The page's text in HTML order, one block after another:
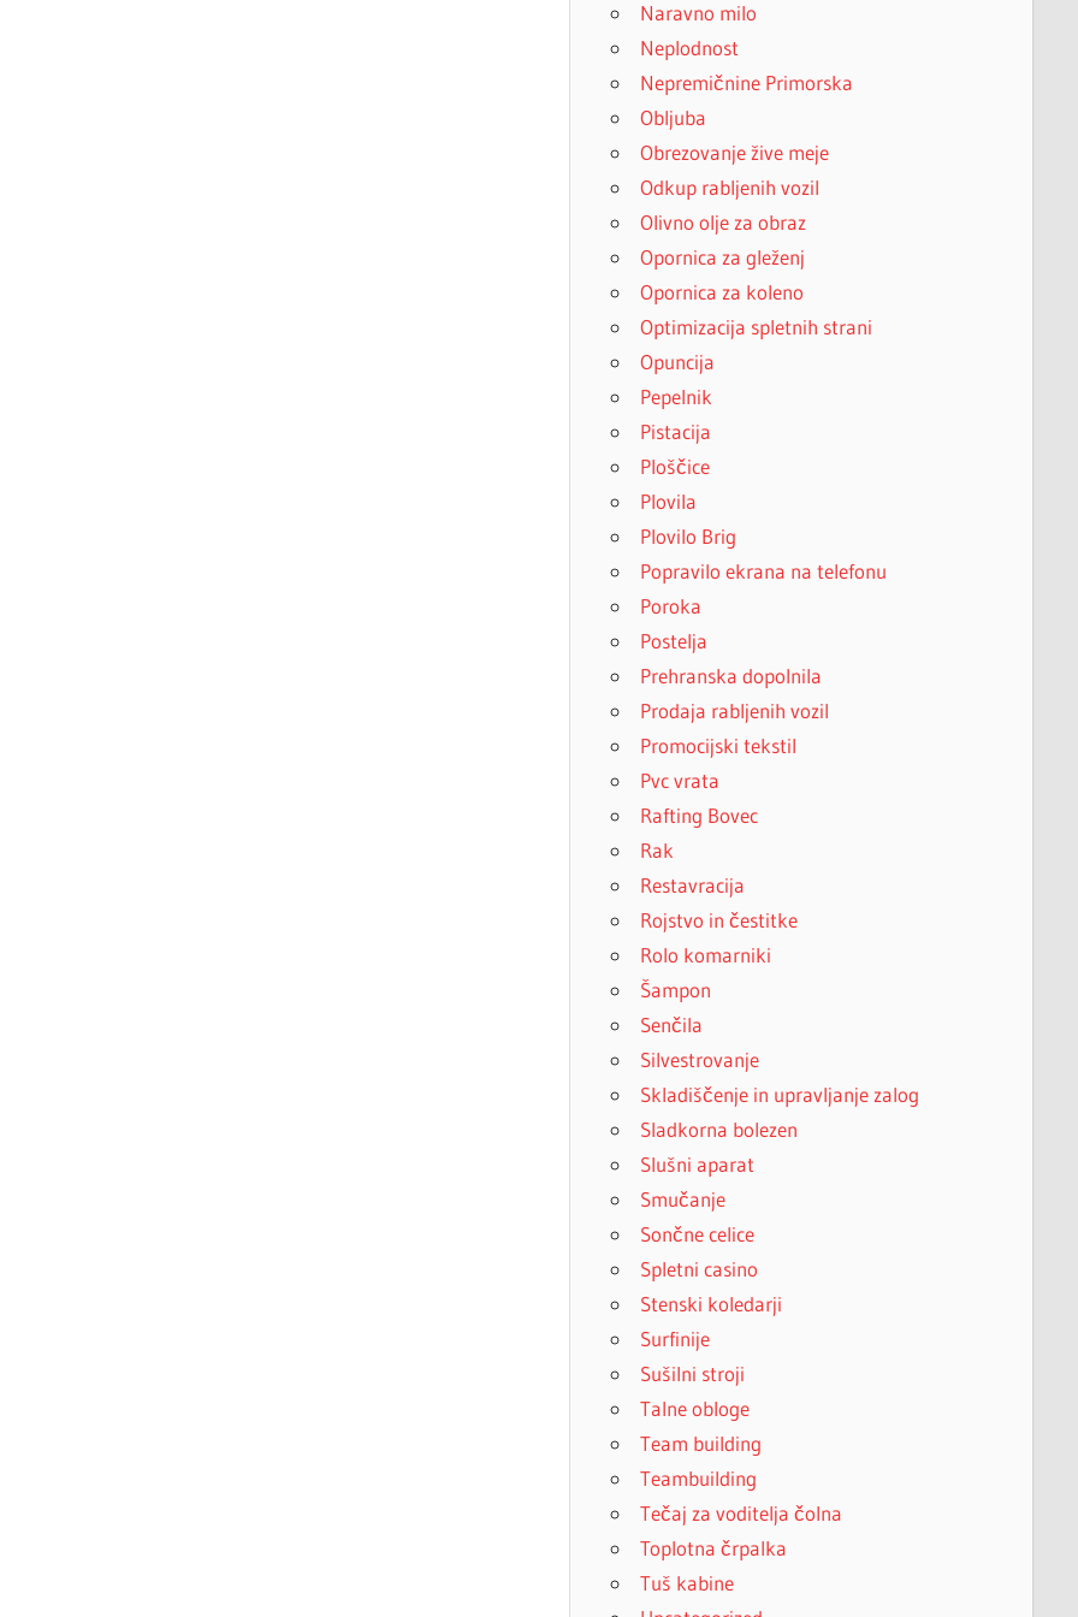
Naravno milo
Neplodnost
Nepremičnine Primorska
Obljuba
Obrezovanje žive meje
Odkup rabljenih vozil
Olivno olje za obraz
Opornica za gleženj
Opornica za koleno
Optimizacija spletnih strani
Opuncija
Pepelnik
Pistacija
Ploščice
Plovila
Plovilo Brig
Popravilo ekrana na telefonu
Poroka
Postelja
Prehranska dopolnila
Prodaja rabljenih vozil
Promocijski tekstil
Pvc vrata
Rafting Bovec
Rak
Restavracija
Rojstvo in čestitke
Rolo komarniki
Šampon
Senčila
Silvestrovanje
Skladiščenje in upravljanje zalog
Sladkorna bolezen
Slušni aparat
Smučanje
Sončne celice
Spletni casino
Stenski koledarji
Surfinije
Sušilni stroji
Talne obloge
Team building
Teambuilding
Tečaj za voditelja čolna
Toplotna črpalka
Tuš kabine